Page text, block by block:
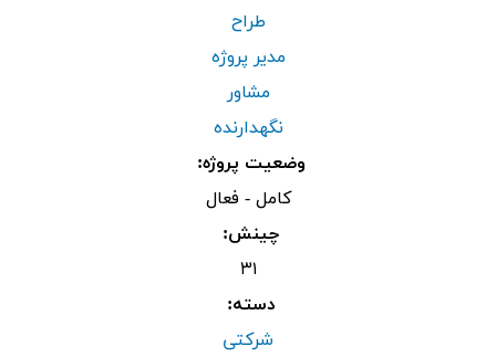
طراح
مدیر پروژه
مشاور
نگهدارنده
وضعیت پروژه:
کامل - فعال
چینش:
۳۱
دسته:
شرکتی